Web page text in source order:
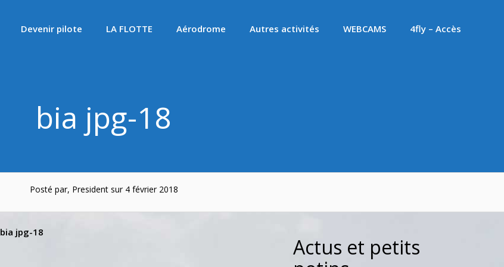
Devenir pilote LA FLOTTE Aérodrome Autres activités WEBCAMS 4fly – Accès
bia jpg-18
Posté par, President sur 4 février 2018
bia jpg-18
Actus et petits